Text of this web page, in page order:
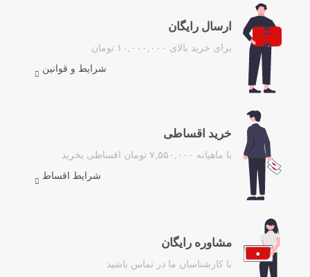
ارسال رایگان
برای خرید بالای ۱۰,۰۰۰,۰۰۰ تومان
شرایط و قوانین
خرید اقساطی
با ماهیانه ۷,۵۵۰,۰۰۰ تومان اقساطی بخرید
شرایط اقساط
مشاوره رایگان
با کارشناسان ما در تماس باشید